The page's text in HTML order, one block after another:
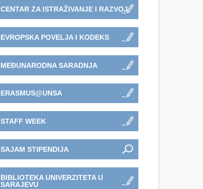
CENTAR ZA ISTRAŽIVANJE I RAZVOJ
EVROPSKA POVELJA I KODEKS
MEĐUNARODNA SARADNJA
ERASMUS@UNSA
STAFF WEEK
SAJAM STIPENDIJA
BIBLIOTEKA UNIVERZITETA U
SARAJEVU